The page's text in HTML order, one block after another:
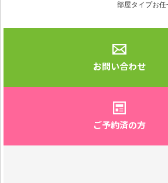
部屋タイプお
お問い合わせ
ご予約済の方